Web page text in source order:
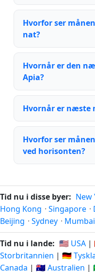
Hvorfor ser
nat?
Hvornår er den
Apia?
Hvornår er næste
Hvorfor ser
ved horisonten?
Tid nu i disse byer: New
Hong Kong · Singapore ·
Beijing · Sydney · Mumbai
Tid nu i lande: 🇺🇸 USA |
Storbritannien | 🇩🇪
Canada | 🇦🇺 Australien |